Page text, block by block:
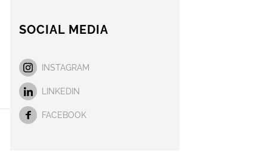
SOCIAL MEDIA
INSTAGRAM
LINKEDIN
FACEBOOK